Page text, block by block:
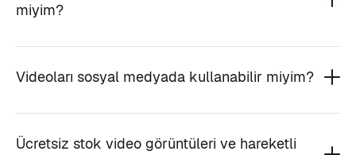
miyim?
Videoları sosyal medyada kullanabilir miyim?
Ücretsiz stok video görüntüleri ve hareketli